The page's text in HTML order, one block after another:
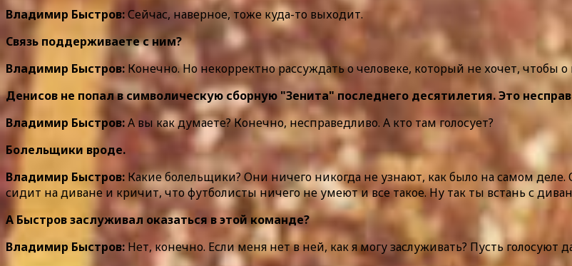
Владимир Быстров:Сейчас, наверное, тоже куда-то выходит.
Связь поддерживаете с ним?
Владимир Быстров: Конечно. Но некорректно рассуждать о человеке, который не хочет, чтобы
Денисов не попал в символическую сборную "Зенита" последнего десятилетия. Это
Владимир Быстров:А вы как думаете? Конечно, несправедливо. А кто там голосует?
Болельщики вроде.
Владимир Быстров: Какие болельщики? Они ничего никогда не узнают, как было на самом
сидит на диване и кричит, что футболисты ничего не умеют и все такое. Ну так ты встань с
А Быстров заслуживал оказаться в этой команде?
Владимир Быстров:Нет, конечно. Если меня нет в ней, как я могу заслуживать? Пусть